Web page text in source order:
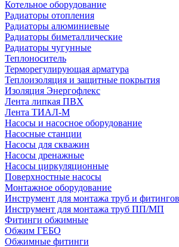
Котельное оборудование
Радиаторы отопления
Радиаторы алюминиевые
Радиаторы биметаллические
Радиаторы чугунные
Теплоноситель
Терморегулирующая арматура
Теплоизоляция и защитные покрытия
Изоляция Энергофлекс
Лента липкая ПВХ
Лента ТИАЛ-М
Насосы и насосное оборудование
Насосные станции
Насосы для скважин
Насосы дренажные
Насосы циркуляционные
Поверхностные насосы
Монтажное оборудование
Инструмент для монтажа труб и
Инструмент для монтажа труб ПП/МП
Фитинги обжимные
Обжим ГЕБО
Обжимные фитинги